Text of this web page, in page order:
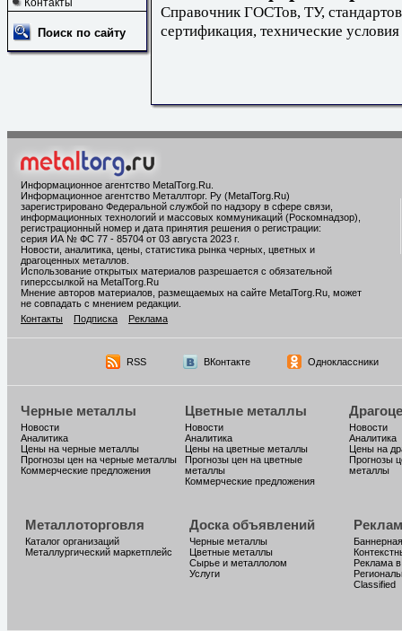
Контакты
Поиск по сайту
Справочник ГОСТов, ТУ,
сертификация, технические условия
Информационное агентство MetalTorg.Ru
Информационное агентство Металлторг. Ру (MetalTorg.Ru)
зарегистрировано Федеральной службой по надзору в сфере связи,
информационных технологий и массовых коммуникаций (Роскомнадзор),
регистрационный номер и дата принятия решения о регистрации:
серия ИА № ФС 77 - 85704 от 03 августа 2023 г.
Новости, аналитика, цены, статистика рынка черных, цветных и
драгоценных металлов.
Использование открытых материалов разрешается с обязательной
гиперссылкой на MetalTorg.Ru
Мнение авторов материалов, размещаемых на сайте MetalTorg.Ru, может
не совпадать с мнением редакции.
Контакты
Подписка Реклама
RSS ВКонтакте Одноклассники
Черные металлы
Новости
Аналитика
Цены на черные металлы
Прогнозы цен на черные металлы
Коммерческие предложения
Цветные металлы
Новости
Аналитика
Цены на цветные металлы
Прогнозы цен на цветные
металлы
Коммерческие предложения
Новости
Аналитика
Цены на
Прогнозы
металлы
Металлоторговля
Каталог организаций
Металлургический маркетплейс
Доска объявлений
Черные металлы
Цветные металлы
Сырье и металлолом
Услуги
Реклама
Classified